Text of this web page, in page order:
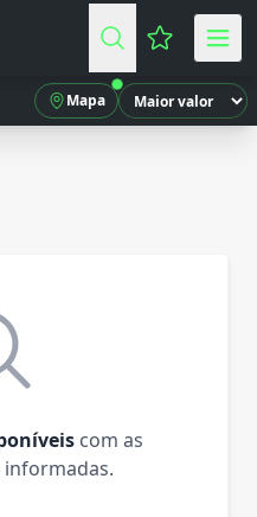
Favoritos
Mapa
com as